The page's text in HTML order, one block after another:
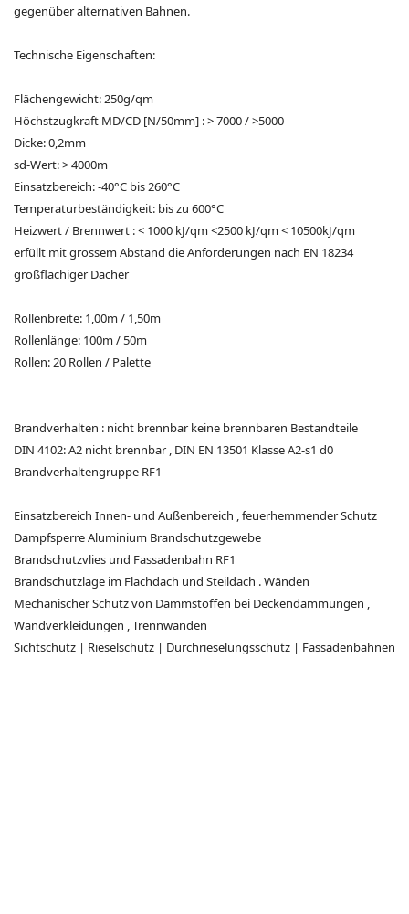
gegenüber alternativen Bahnen.
Technische Eigenschaften:
Flächengewicht: 250g/qm
Höchstzugkraft MD/CD [N/50mm] : > 7000 / >5000
Dicke: 0,2mm
sd-Wert: > 4000m
Einsatzbereich: -40°C bis 260°C
Temperaturbeständigkeit: bis zu 600°C
Heizwert / Brennwert : < 1000 kJ/qm <2500 kJ/qm < 10500kJ/qm
erfüllt mit grossem Abstand die Anforderungen nach EN 18234
großflächiger Dächer
Rollenbreite: 1,00m / 1,50m
Rollenlänge: 100m / 50m
Rollen: 20 Rollen / Palette
Brandverhalten : nicht brennbar keine brennbaren Bestandteile
DIN 4102: A2 nicht brennbar , DIN EN 13501 Klasse A2-s1 d0
Brandverhaltengruppe RF1
Einsatzbereich Innen- und Außenbereich , feuerhemmender Schutz
Dampfsperre Aluminium Brandschutzgewebe
Brandschutzvlies und Fassadenbahn RF1
Brandschutzlage im Flachdach und Steildach . Wänden
Mechanischer Schutz von Dämmstoffen bei Deckendämmungen ,
Wandverkleidungen , Trennwänden
Sichtschutz | Rieselschutz | Durchrieselungsschutz | Fassadenbahnen